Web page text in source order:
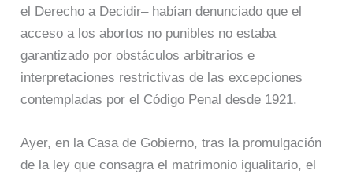
el Derecho a Decidir– habían denunciado que el
acceso a los abortos no punibles no estaba
garantizado por obstáculos arbitrarios e
interpretaciones restrictivas de las excepciones
contempladas por el Código Penal desde 1921.
Ayer, en la Casa de Gobierno, tras la promulgación
de la ley que consagra el matrimonio igualitario, el